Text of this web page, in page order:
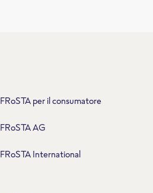
FRoSTA per il consumatore
FRoSTA AG
FRoSTA International